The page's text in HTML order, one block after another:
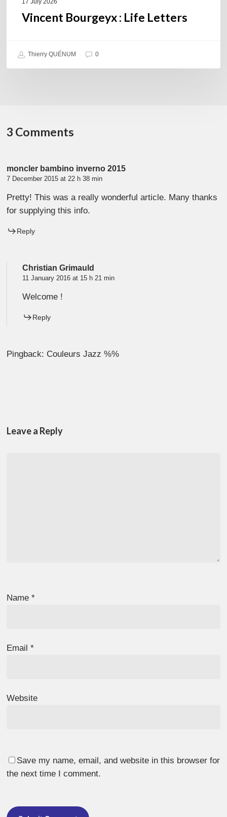
Vincent Bourgeyx : Life Letters
Thierry QUÉNUM 0
3 Comments
moncler bambino inverno 2015
7 December 2015 at 22 h 38 min
Pretty! This was a really wonderful article. Many thanks
for supplying this info.
Reply
Christian Grimauld
11 January 2016 at 15 h 21 min
Welcome !
Reply
Pingback: Couleurs Jazz %%
Leave a Reply
Name*
Email*
Website
Save my name, email, and website in this browser for
the next time I comment.